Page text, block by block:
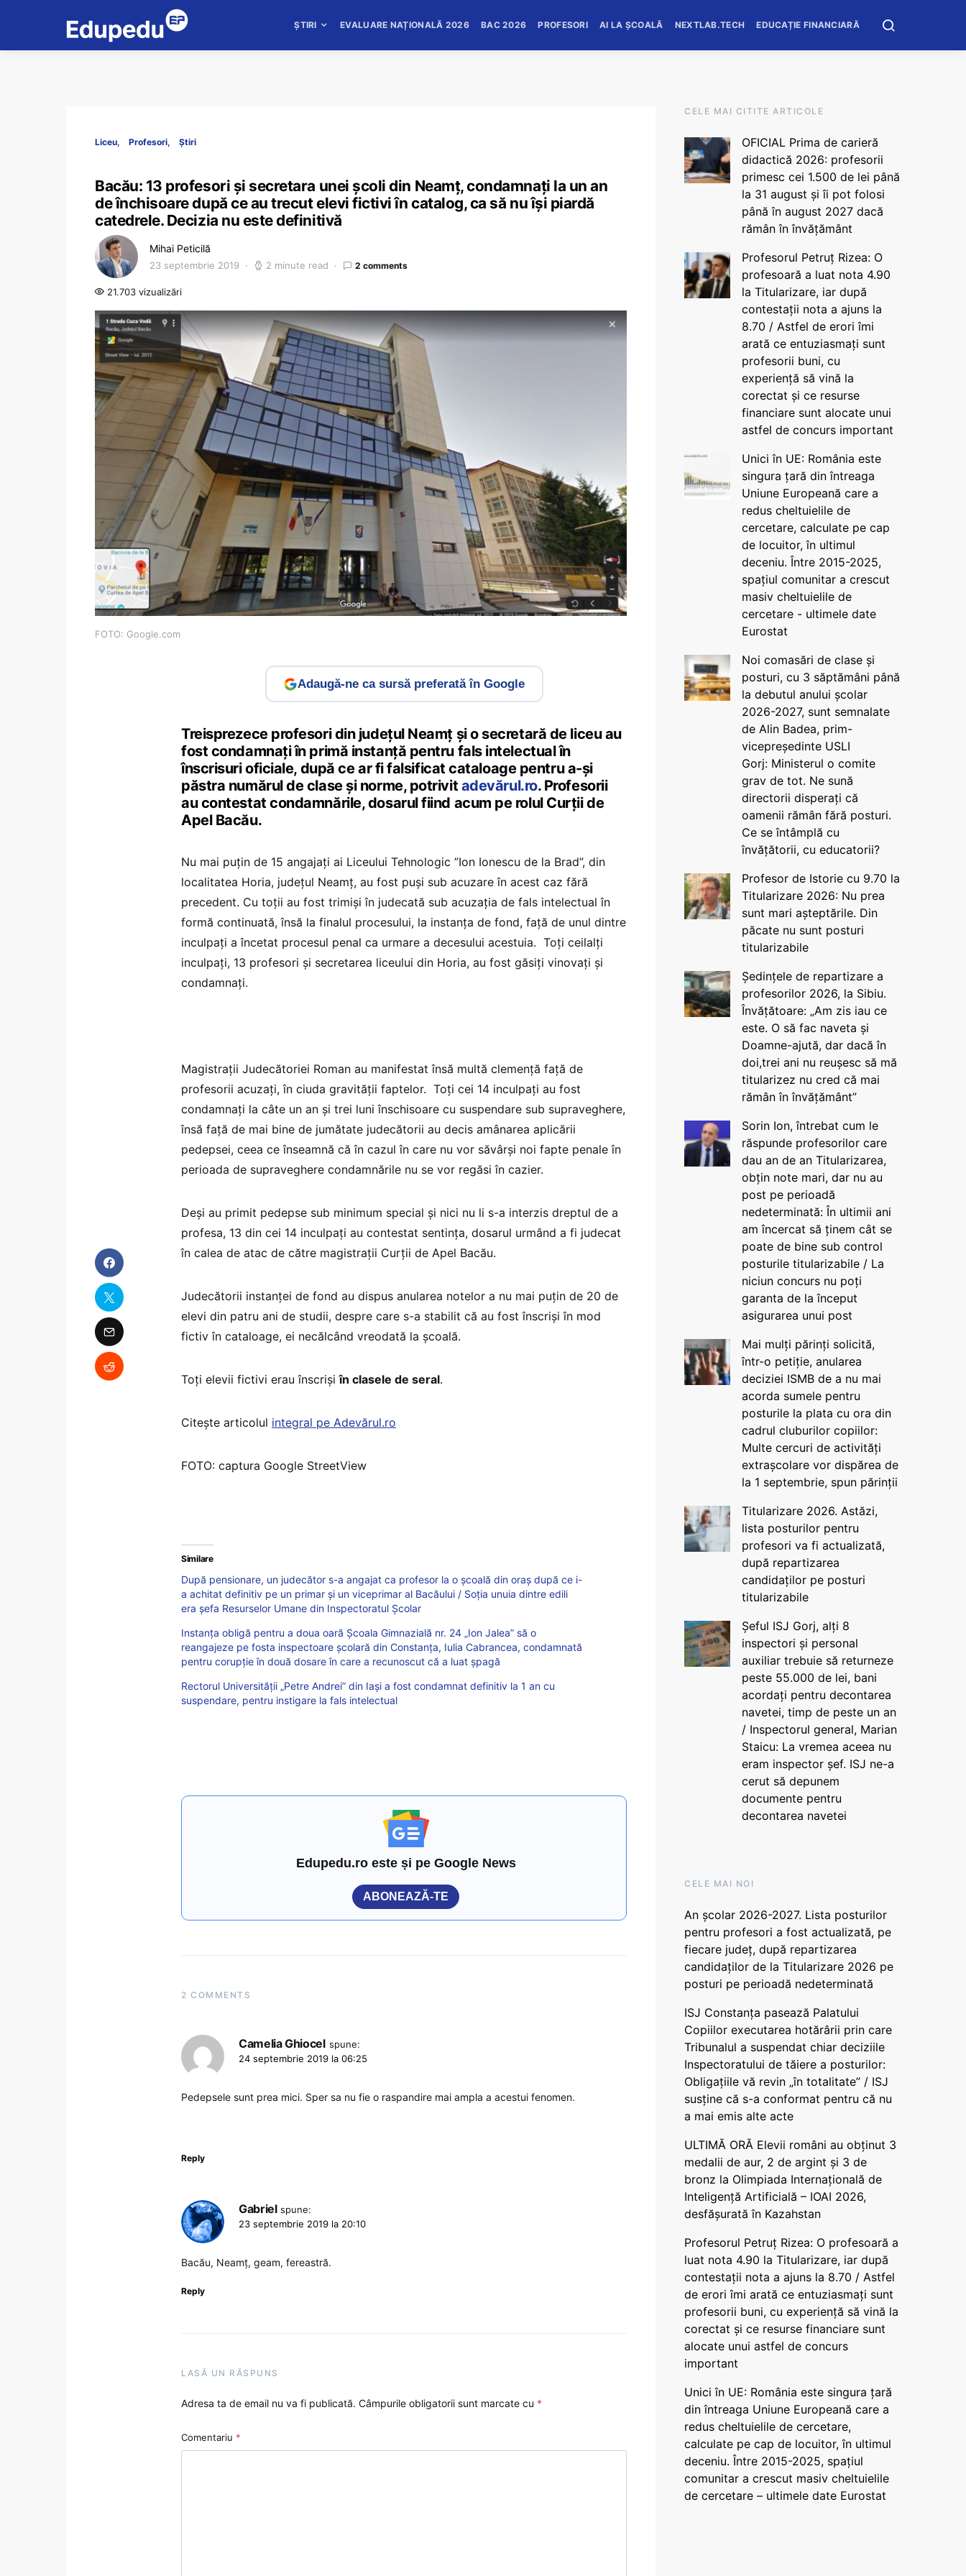
ȘTIRI EVALUARE NAȚIONALĂ 2026 BAC 2026 PROFESORI AI LA ȘCOALĂ NEXTLAB.TECH EDUCAȚIE FINANCIARĂ
Liceu Profesori Știri
Bacău: 13 profesori și secretara unei școli din Neamț, condamnați la un an
de închisoare după ce au trecut elevi fictivi în catalog, ca să nu își piardă
catedrele. Decizia nu este definitivă
Mihai Peticilă
23 septembrie 2019 2 minute read 2 comments
21.703 vizualizări
FOTO: Google.com
Adaugă-ne ca sursă preferată în Google
Treisprezece profesori din judeţul Neamţ şi o secretară de liceu au
fost condamnaţi în primă instanţă pentru fals intelectual în
înscrisuri oficiale, după ce ar fi falsificat cataloage pentru a-şi
păstra numărul de clase şi norme, potrivit adevărul.ro. Profesorii
au contestat condamnările, dosarul fiind acum pe rolul Curţii de
Apel Bacău.
Nu mai puţin de 15 angajaţi ai Liceului Tehnologic ”Ion Ionescu de la Brad”, din
localitatea Horia, judeţul Neamţ, au fost puşi sub acuzare în acest caz fără
precedent. Cu toţii au fost trimişi în judecată sub acuzaţia de fals intelectual în
formă continuată, însă la finalul procesului, la instanţa de fond, faţă de unul dintre
inculpaţi a încetat procesul penal ca urmare a decesului acestuia. Toţi ceilalţi
inculpaţi, 13 profesori şi secretarea liceului din Horia, au fost găsiţi vinovaţi şi
condamnaţi.
Magistraţii Judecătoriei Roman au manifestat însă multă clemenţă faţă de
profesorii acuzaţi, în ciuda gravităţii faptelor. Toţi cei 14 inculpaţi au fost
condamnaţi la câte un an şi trei luni înschisoare cu suspendare sub supraveghere,
însă faţă de mai bine de jumătate judecătorii au decis amânarea aplicării
pedepsei, ceea ce înseamnă că în cazul în care nu vor săvârşi noi fapte penale în
perioada de supraveghere condamnările nu se vor regăsi în cazier.
Deşi au primit pedepse sub minimum special şi nici nu li s-a interzis dreptul de a
profesa, 13 din cei 14 inculpaţi au contestat sentinţa, dosarul urmând a fi judecat
în calea de atac de către magistraţii Curţii de Apel Bacău.
Judecătorii instanţei de fond au dispus anularea notelor a nu mai puţin de 20 de
elevi din patru ani de studii, despre care s-a stabilit că au fost înscrişi în mod
fictiv în cataloage, ei necălcând vreodată la şcoală.
Toţi elevii fictivi erau înscrişiîn clasele de seral.
Citește articolul integral pe Adevărul.ro
FOTO: captura Google StreetView
Similare
După pensionare, un judecător s-a angajat ca profesor la o școală din oraș după ce i-
a achitat definitiv pe un primar și un viceprimar al Bacăului / Soția unuia dintre edili
era șefa Resurselor Umane din Inspectoratul Școlar
Instanța obligă pentru a doua oară Școala Gimnazială nr. 24 „Ion Jalea” să o
reangajeze pe fosta inspectoare școlară din Constanța, Iulia Cabrancea, condamnată
pentru corupție în două dosare în care a recunoscut că a luat șpagă
Rectorul Universității „Petre Andrei” din Iași a fost condamnat definitiv la 1 an cu
suspendare, pentru instigare la fals intelectual
Edupedu.ro este și pe Google News
ABONEAZĂ-TE
2 COMMENTS
Camelia Ghiocel spune:
24 septembrie 2019 la 06:25
Pedepsele sunt prea mici. Sper sa nu fie o raspandire mai ampla a acestui fenomen.
Reply
Gabriel spune:
23 septembrie 2019 la 20:10
Bacău, Neamț, geam, fereastră.
Reply
LASĂ UN RĂSPUNS
Adresa ta de email nu va fi publicată. Câmpurile obligatorii sunt marcate cu *
Comentariu *
CELE MAI CITITE ARTICOLE
OFICIAL Prima de carieră
didactică 2026: profesorii
primesc cei 1.500 de lei până
la 31 august și îi pot folosi
până în august 2027 dacă
rămân în învățământ
Profesorul Petruț Rizea: O
profesoară a luat nota 4.90
la Titularizare, iar după
contestații nota a ajuns la
8.70 / Astfel de erori îmi
arată ce entuziasmați sunt
profesorii buni, cu
experiență să vină la
corectat și ce resurse
financiare sunt alocate unui
astfel de concurs important
Unici în UE: România este
singura țară din întreaga
Uniune Europeană care a
redus cheltuielile de
cercetare, calculate pe cap
de locuitor, în ultimul
deceniu. Între 2015-2025,
spațiul comunitar a crescut
masiv cheltuielile de
cercetare - ultimele date
Eurostat
Noi comasări de clase și
posturi, cu 3 săptămâni până
la debutul anului școlar
2026-2027, sunt semnalate
de Alin Badea, prim-
vicepreședinte USLI
Gorj: Ministerul o comite
grav de tot. Ne sună
directorii disperați că
oamenii rămân fără posturi.
Ce se întâmplă cu
învățătorii, cu educatorii?
Profesor de Istorie cu 9.70 la
Titularizare 2026: Nu prea
sunt mari așteptările. Din
păcate nu sunt posturi
titularizabile
Ședințele de repartizare a
profesorilor 2026, la Sibiu.
Învățătoare: „Am zis iau ce
este. O să fac naveta și
Doamne-ajută, dar dacă în
doi,trei ani nu reușesc să mă
titularizez nu cred că mai
rămân în învățământ”
Sorin Ion, întrebat cum le
răspunde profesorilor care
dau an de an Titularizarea,
obțin note mari, dar nu au
post pe perioadă
nedeterminată: În ultimii ani
am încercat să ținem cât se
poate de bine sub control
posturile titularizabile / La
niciun concurs nu poți
garanta de la început
asigurarea unui post
Mai mulți părinți solicită,
într-o petiție, anularea
deciziei ISMB de a nu mai
acorda sumele pentru
posturile la plata cu ora din
cadrul cluburilor copiilor:
Multe cercuri de activități
extrașcolare vor dispărea de
la 1 septembrie, spun părinții
Titularizare 2026. Astăzi,
lista posturilor pentru
profesori va fi actualizată,
după repartizarea
candidaților pe posturi
titularizabile
Șeful ISJ Gorj, alți 8
inspectori și personal
auxiliar trebuie să returneze
peste 55.000 de lei, bani
acordați pentru decontarea
navetei, timp de peste un an
/ Inspectorul general, Marian
Staicu: La vremea aceea nu
eram inspector șef. ISJ ne-a
cerut să depunem
documente pentru
decontarea navetei
CELE MAI NOI
An școlar 2026-2027. Lista posturilor
pentru profesori a fost actualizată, pe
fiecare județ, după repartizarea
candidaților de la Titularizare 2026 pe
posturi pe perioadă nedeterminată
ISJ Constanța pasează Palatului
Copiilor executarea hotărârii prin care
Tribunalul a suspendat chiar deciziile
Inspectoratului de tăiere a posturilor:
Obligațiile vă revin „în totalitate” / ISJ
susține că s-a conformat pentru că nu
a mai emis alte acte
ULTIMĂ ORĂ Elevii români au obținut 3
medalii de aur, 2 de argint și 3 de
bronz la Olimpiada Internațională de
Inteligență Artificială – IOAI 2026,
desfășurată în Kazahstan
Profesorul Petruț Rizea: O profesoară a
luat nota 4.90 la Titularizare, iar după
contestații nota a ajuns la 8.70 / Astfel
de erori îmi arată ce entuziasmați sunt
profesorii buni, cu experiență să vină la
corectat și ce resurse financiare sunt
alocate unui astfel de concurs
important
Unici în UE: România este singura țară
din întreaga Uniune Europeană care a
redus cheltuielile de cercetare,
calculate pe cap de locuitor, în ultimul
deceniu. Între 2015-2025, spațiul
comunitar a crescut masiv cheltuielile
de cercetare – ultimele date Eurostat